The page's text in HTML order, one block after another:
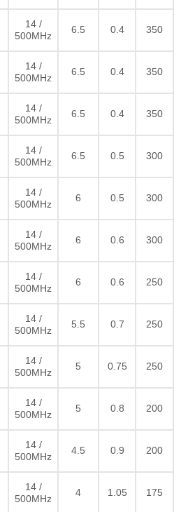
14 /
500MHz
6.5 0.4 350
14 /
500MHz
6.5 0.4 350
14 /
500MHz
6.5 0.4 350
14 /
500MHz
6.5 0.5 300
14 /
500MHz
6 0.5 300
14 /
500MHz
6 0.6 300
14 /
500MHz
6 0.6 250
14 /
500MHz
5.5 0.7 250
14 /
500MHz
5 0.75 250
14 /
500MHz
5 0.8 200
14 /
500MHz
4.5 0.9 200
14 /
500MHz
4 1.05 175